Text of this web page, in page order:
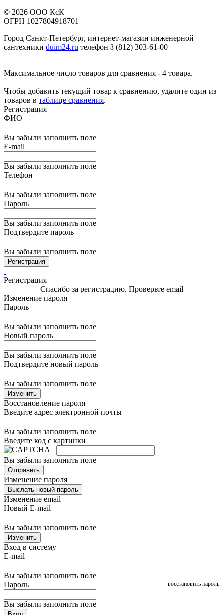
© 2026 ООО КсК
ОГРН 1027804918701
Город Санкт-Петербург, интернет-магазин инженерной
сантехники duim24.ru телефон 8 (812) 303-61-00
Максимальное число товаров для сравнения - 4 товара.
Чтобы добавить текущий товар к сравнению, удалите один из
товаров в таблице сравнения.
Регистрация
ФИО
Вы забыли заполнить поле
E-mail
Вы забыли заполнить поле
Телефон
Вы забыли заполнить поле
Пароль
Вы забыли заполнить поле
Подтвердите пароль
Вы забыли заполнить поле
Регистрация
Регистрация
Спасибо за регистрацию. Проверьте email
Изменение пароля
Пароль
Вы забыли заполнить поле
Новый пароль
Вы забыли заполнить поле
Подтвердите новый пароль
Вы забыли заполнить поле
Изменить
Восстановление пароля
Введите адрес электронной почты
Вы забыли заполнить поле
Введите код с картинки
Вы забыли заполнить поле
Отправить
Изменение пароля
Выслать новый пароль
Изменение email
Новый E-mail
Вы забыли заполнить поле
Изменить
Вход в систему
E-mail
Вы забыли заполнить поле
Пароль
Вы забыли заполнить поле
восстановить пароль
Вход